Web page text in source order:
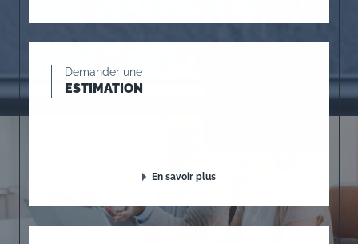
Demander une
ESTIMATION
En savoir plus